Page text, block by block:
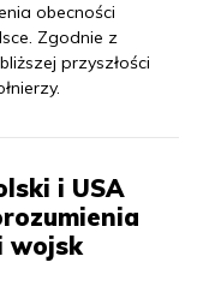
obecności
Zgodnie z
przyszłości
i USA
wojsk